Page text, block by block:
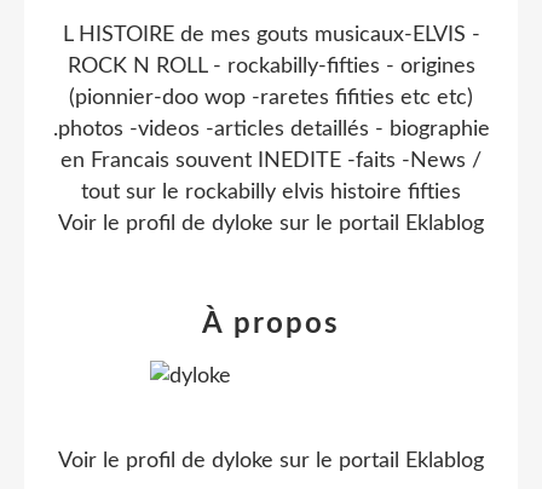
L HISTOIRE de mes gouts musicaux-ELVIS -
ROCK N ROLL - rockabilly-fifties - origines
(pionnier-doo wop -raretes fifities etc etc)
.photos -videos -articles detaillés - biographie
en Francais souvent INEDITE -faits -News /
tout sur le rockabilly elvis histoire fifties
Voir le profil de dyloke sur le portail Eklablog
À propos
Voir le profil de dyloke sur le portail Eklablog